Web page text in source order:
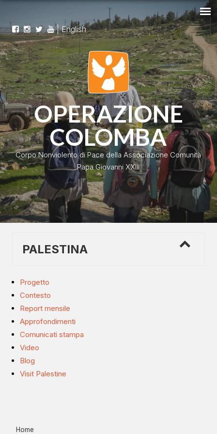
|English
OPERAZIONE
COLOMBA
Corpo Nonviolento di Pace della Associazione Comunità
Papa Giovanni XXIII
PALESTINA
Progetto
Contesto
Report mensile
Approfondimenti
Comunicati stampa
Video
Blog
Visit Palestine
Home